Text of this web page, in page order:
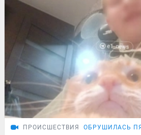
ПРОИСШЕСТВИЯ ОБРУШИЛАСЬ